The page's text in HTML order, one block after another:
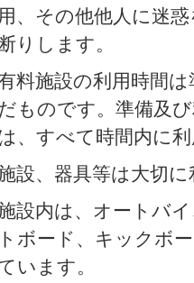
用、その他他人に迷
断りします。
料施設の利用時間
ものです。準備及
、すべて時間内に
設、器具等は大切
設内は、オートバ
トボード、キックボ
います。